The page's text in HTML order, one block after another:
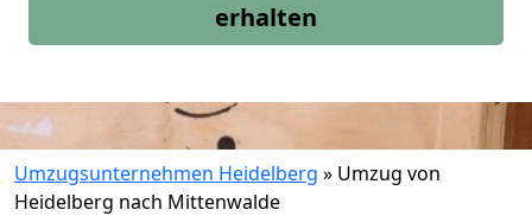
erhalten
Umzugsunternehmen Heidelberg » Umzug von
Heidelberg nach Mittenwalde